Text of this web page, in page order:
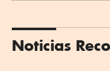
Noticias